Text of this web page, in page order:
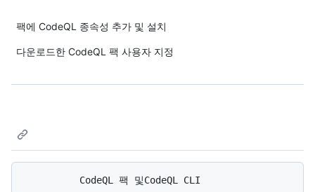
팩에 CodeQL 종속성 추가 및 설치
다운로드한 CodeQL 팩 사용자 지정